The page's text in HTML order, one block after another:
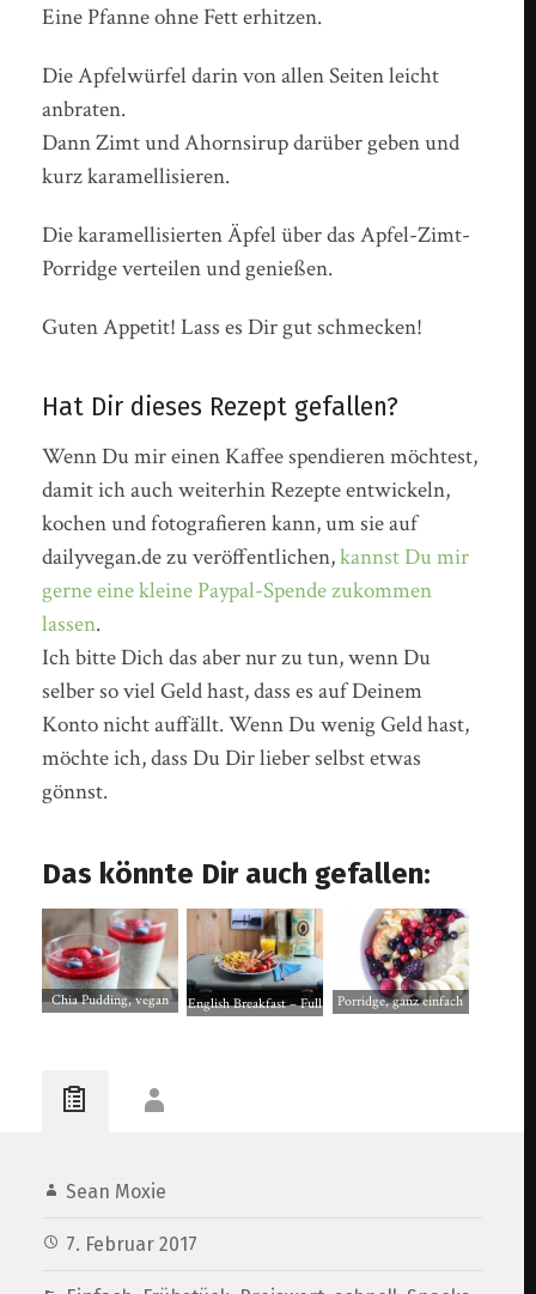
Eine Pfanne ohne Fett erhitzen.
Die Apfelwürfel darin von allen Seiten leicht
anbraten.
Dann Zimt und Ahornsirup darüber geben und
kurz karamellisieren.
Die karamellisierten Äpfel über das Apfel-Zimt-
Porridge verteilen und genießen.
Guten Appetit! Lass es Dir gut schmecken!
Hat Dir dieses Rezept gefallen?
Wenn Du mir einen Kaffee spendieren möchtest,
damit ich auch weiterhin Rezepte entwickeln,
kochen und fotografieren kann, um sie auf
dailyvegan.de zu veröffentlichen,kannst Du mir
gerne eine kleine Paypal-Spende zukommen
lassen.
Ich bitte Dich das aber nur zu tun, wenn Du
selber so viel Geld hast, dass es auf Deinem
Konto nicht auffällt. Wenn Du wenig Geld hast,
möchte ich, dass Du Dir lieber selbst etwas
gönnst.
Das könnte Dir auch gefallen:
Chia Pudding, vegan
English Breakfast – Full
Porridge, ganz einfach
Sean Moxie
7. Februar 2017